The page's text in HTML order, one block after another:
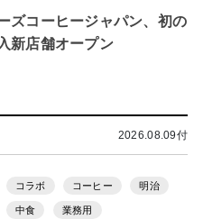
ズコーヒージャパン、初の
新店舗オープン
2026.08.09付
コラボ コーヒー 明治
中食 業務用